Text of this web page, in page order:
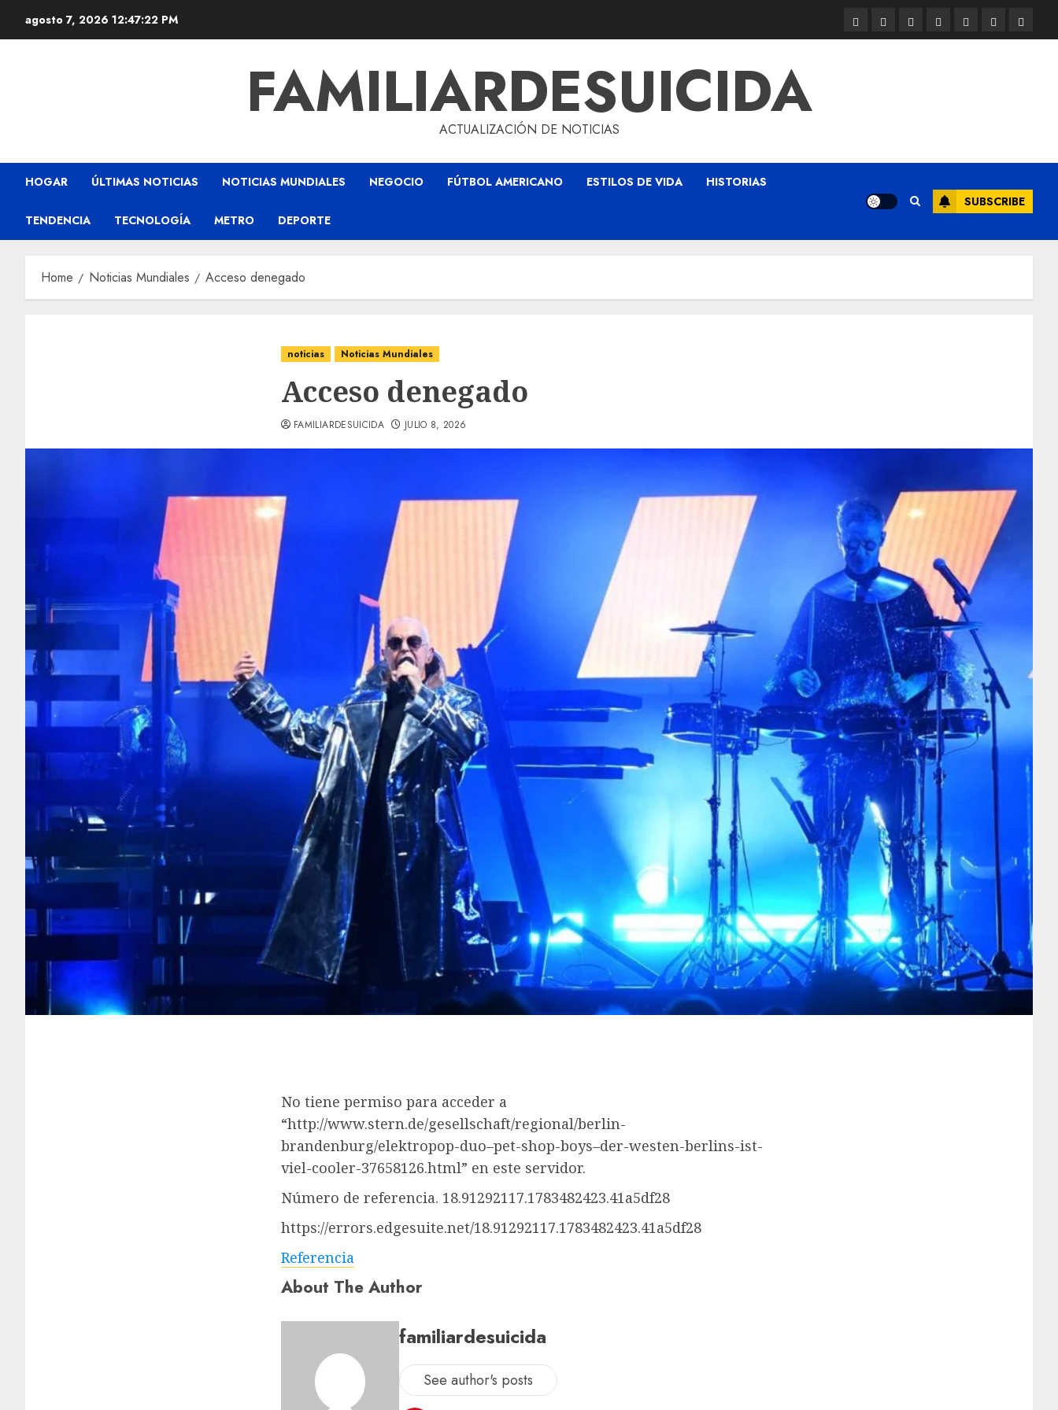
agosto 7, 2026 12:47:23 PM
FAMILIARDESUICIDA
ACTUALIZACIÓN DE NOTICIAS
HOGAR ÚLTIMAS NOTICIAS NOTICIAS MUNDIALES NEGOCIO FÚTBOL AMERICANO ESTILOS DE VIDA HISTORIAS
TENDENCIA TECNOLOGÍA METRO DEPORTE
SUBSCRIBE
Home Noticias Mundiales Acceso denegado
noticias Noticias Mundiales
Acceso denegado
FAMILIARDESUICIDA JULIO 8, 2026
No tiene permiso para acceder a
“http://www.stern.de/gesellschaft/regional/berlin-
brandenburg/elektropop-duo–pet-shop-boys–der-westen-berlins-ist-
viel-cooler-37658126.html” en este servidor.
Número de referencia. 18.91292117.1783482423.41a5df28
https://errors.edgesuite.net/18.91292117.1783482423.41a5df28
Referencia
About The Author
familiardesuicida
See author's posts